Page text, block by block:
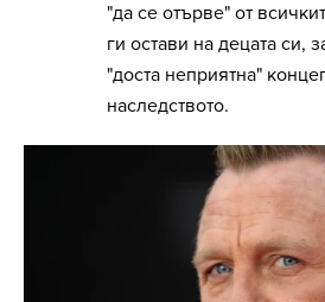
"да се отърве" от
ги остави на децата си,
"доста неприятна"
наследството.